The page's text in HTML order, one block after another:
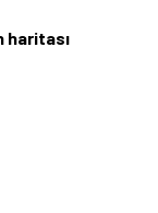
haritası